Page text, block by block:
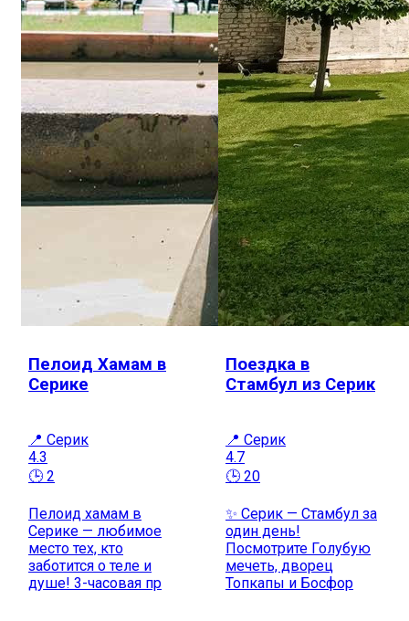
Пелоид Хамам в
Серике
📍 Серик
4.3
🕒 2
Пелоид хамам в
Серике — любимое
место тех, кто
заботится о теле и
душе! 3-часовая пр
Поездка в
Стамбул из Серик
📍 Серик
4.7
🕒 20
✨ Серик — Стамбул за
один день!
Посмотрите Голубую
мечеть, дворец
Топкапы и Босфор